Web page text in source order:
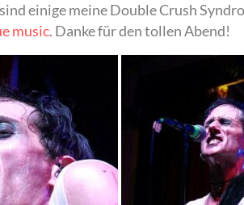
einige meine Double Crush
music. Danke für den tollen Abend!